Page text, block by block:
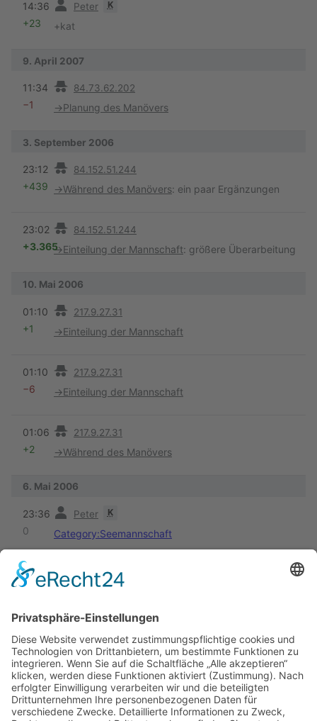
14:36 Peter K
+23 +kat
9. April 2007
11:34 84.73.62.202
−1 →Planung des Manövers
3. September 2006
23:12 84.152.51.244
+439 →Während des Manövers: ein paar Ergänzungen
23:02 84.152.51.244
+3.365→Einteilung der Mannschaft: größere Überarbeitung
10. Mai 2006
01:10 217.9.27.31
+1 →Einteilung der Mannschaft
01:10 217.9.27.31
−6 →Einteilung der Mannschaft
01:06 217.9.27.31
+2 →Während des Manövers
6. Mai 2006
23:36 Peter K
0 Category:Seemannschaft
Vorherige
22:13 Peter K
+28
Vorherige
19:20 Erik
+498 →Planung des Manövers :Ergänzungen in der Liste
Vorherige
19:14 Erik